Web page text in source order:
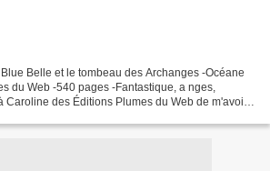
Belle et le tombeau des Archanges -Océane
du Web -540 pages -Fantastique, a nges,
Caroline des Éditions Plumes du Web de m'avoir